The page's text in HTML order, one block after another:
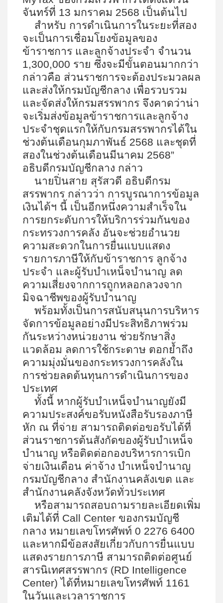
จันทร์ที่ 13 มกราคม 2568 เป็นต้นไป
สำหรับ การดำเนินการในระยะที่สอง
จะเป็นการเชื่อมโยงข้อมูลของ
ข้าราชการ และลูกจ้างประจำ จำนวน
1,300,000 ราย ซึ่งจะมีขั้นตอนมากกว่า
กล่าวคือ ส่วนราชการจะต้องประมวลผล
และส่งให้กรมบัญชีกลาง เพื่อรวบรวม
และจัดส่งให้กรมสรรพากร จึงคาดว่าน่า
จะเริ่มส่งข้อมูลข้าราชการและลูกจ้าง
ประจำชุดแรกให้กับกรมสรรพากรได้ใน
ช่วงต้นเดือนกุมภาพันธ์ 2568 และชุดที่
สองในช่วงต้นเดือนมีนาคม 2568”
อธิบดีกรมบัญชีกลาง กล่าว
นายปิ่นสาย สุรัสวดี อธิบดีกรม
สรรพากร กล่าวว่า การบูรณาการข้อมูล
เงินได้ฯ นี้ เป็นอีกหนึ่งความสำเร็จใน
การยกระดับการให้บริการร่วมกันของ
กระทรวงการคลัง อันจะช่วยอำนวย
ความสะดวกในการยื่นแบบแสดง
รายการภาษีให้กับข้าราชการ ลูกจ้าง
ประจำ และผู้รับบำเหน็จบำนาญ ลด
ความเสี่ยงจากการถูกหลอกลวงจาก
มิจฉาชีพของผู้รับบำนาญ
พร้อมทั้งเป็นการสนับสนุนการบริหาร
จัดการข้อมูลอย่างมีประสิทธิภาพร่วม
กันระหว่างหน่วยงาน ช่วยรักษาสิ่ง
แวดล้อม ลดการใช้กระดาษ ตอกย้ำถึง
ความมุ่งมั่นของกระทรวงการคลังใน
การช่วยลดต้นทุนการดำเนินการของ
ประเทศ
ทั้งนี้ หากผู้รับบำเหน็จบำนาญยังมี
ความประสงค์ขอรับหนังสือรับรองภาษี
หัก ณ ที่จ่าย สามารถติดต่อขอรับได้ที่
ส่วนราชการต้นสังกัดของผู้รับบำเหน็จ
บำนาญ หรือติดต่อกองบริหารการเบิก
จ่ายเงินเดือน ค่าจ้าง บำเหน็จบำนาญ
กรมบัญชีกลาง สำนักงานคลังเขต และ
สำนักงานคลังจังหวัดทั่วประเทศ
หรือสามารถสอบถามรายละเอียดเพิ่ม
เติมได้ที่ Call Center ของกรมบัญชี
กลาง หมายเลขโทรศัพท์ 0 2276 6400
และหากมีข้อสงสัยเกี่ยวกับการยื่นแบบ
แสดงรายการภาษี สามารถติดต่อศูนย์
สารนิเทศสรรพากร (RD Intelligence
Center)ได้ที่หมายเลขโทรศัพท์ 1161
ในวันและเวลาราชการ